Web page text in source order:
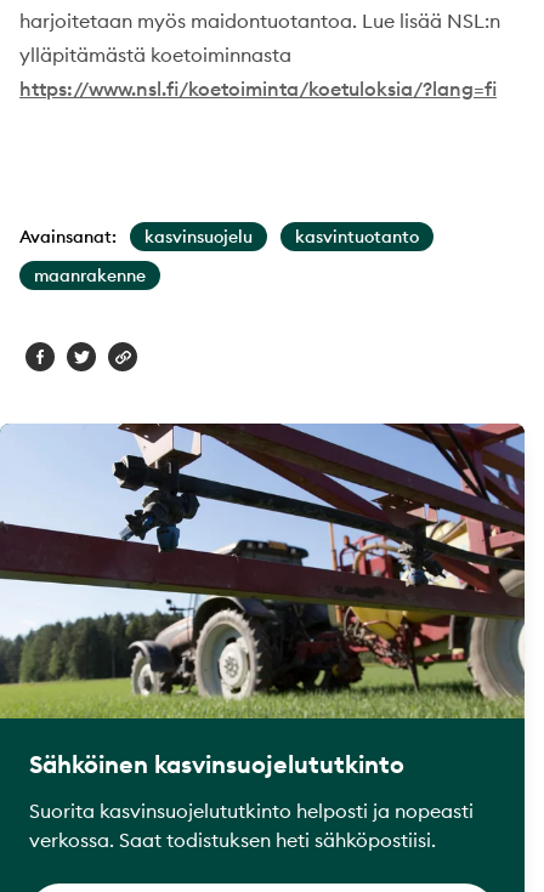
harjoitetaan myös maidontuotantoa. Lue lisää NSL:n
ylläpitämästä koetoiminnasta
https://www.nsl.fi/koetoiminta/koetuloksia/?lang=fi
Avainsanat: kasvinsuojelu
kasvintuotanto
maanrakenne
Sähköinen kasvinsuojelututkinto
Suorita kasvinsuojelututkinto helposti ja nopeasti
verkossa. Saat todistuksen heti sähköpostiisi.